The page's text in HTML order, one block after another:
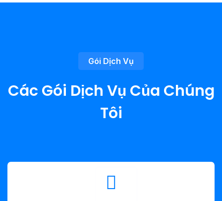
Gói Dịch Vụ
Các Gói Dịch Vụ Của Chúng
Tôi